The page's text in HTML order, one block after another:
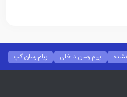
پیام رسان داخلی
پیام رسان گپ
و ارور